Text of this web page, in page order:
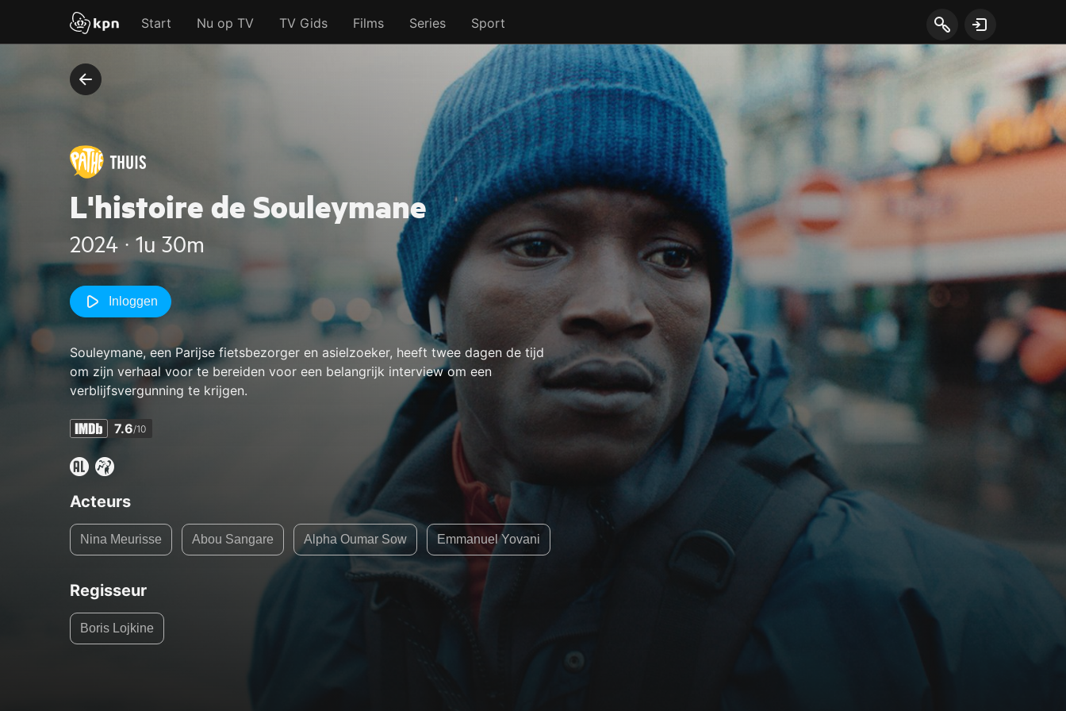
Start Nu op TV TV Gids Films Series Sport
L'histoire de Souleymane
2024 ‧ 1u 30m
Inloggen
Souleymane, een Parijse fietsbezorger en asielzoeker, heeft twee dagen de tijd
om zijn verhaal voor te bereiden voor een belangrijk interview om een
verblijfsvergunning te krijgen.
7.6/10
Acteurs
Nina Meurisse Abou Sangare Alpha Oumar Sow Emmanuel Yovani
Regisseur
Boris Lojkine